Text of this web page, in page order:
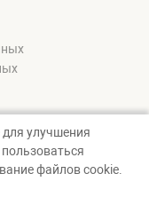
для улучшения
файлов cookie.